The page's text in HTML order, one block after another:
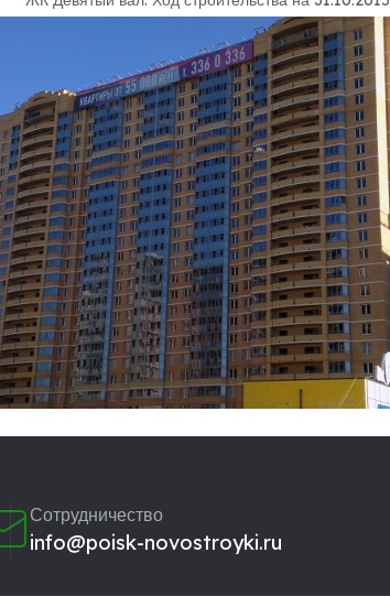
Сотрудничество
info@poisk-novostroyki.ru